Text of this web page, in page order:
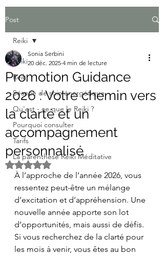
Post
Reiki
Reiki
Séance de soin énergétique
Qu'est - ce que le Reiki ?
Pourquoi consulter
Tarifs
La parenthèse Reiki Méditative
Reiki
Promotion Guidance
2026 : Votre chemin vers
la clarté et un
accompagnement
personnalisé
Sonia Serbini
20 déc. 2025 4 min de lecture
Noté NaN étoiles sur 5.
À l’approche de l’année 2026, vous
ressentez peut-être un mélange
d’excitation et d’appréhension. Une
nouvelle année apporte son lot
d’opportunités, mais aussi de défis.
Si vous recherchez de la clarté pour
les mois à venir, vous êtes au bon